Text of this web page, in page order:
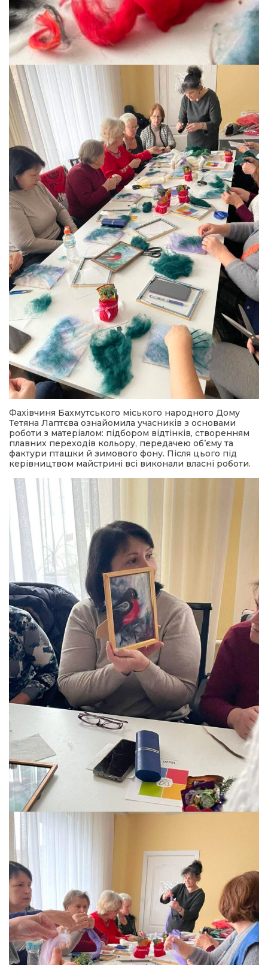
Фахівчиня Бахмутського міського народного Дому
Тетяна Лаптєва ознайомила учасників з основами
роботи з матеріалом: підбором відтінків, створенням
плавних переходів кольору, передачею об’єму та
фактури пташки й зимового фону. Після цього під
керівництвом майстрині всі виконали власні роботи.